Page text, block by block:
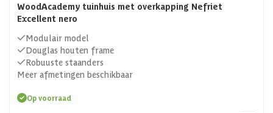
WoodAcademy tuinhuis met overkapping Nefriet
Excellent nero
Modulair model
Douglas houten frame
Robuuste staanders
Meer afmetingen beschikbaar
Op voorraad